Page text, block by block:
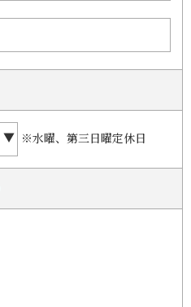
※水曜、第三日曜定休日